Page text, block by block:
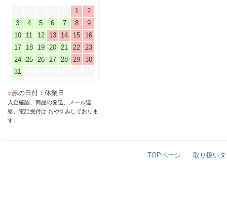
1
2
3
4 5 6 7 8
9
10
11 12 13 14 15
16
17
18 19 20 21 22
23
24
25 26 27 28 29
30
31
■赤の日付：休業日
入金確認、商品の発送、メール連
絡、電話受付は おやすみしておりま
す。
TOPページ 取り扱い